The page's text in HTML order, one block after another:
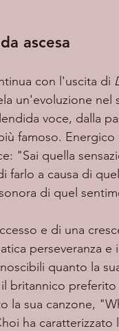
ascesa
con l'uscita di
un'evoluzione nel
voce, dalla
famoso.
"Sai quella
farlo a causa di
di quel
perseveranza e
quanto la
britannico
la sua canzone,
ha caratterizzato